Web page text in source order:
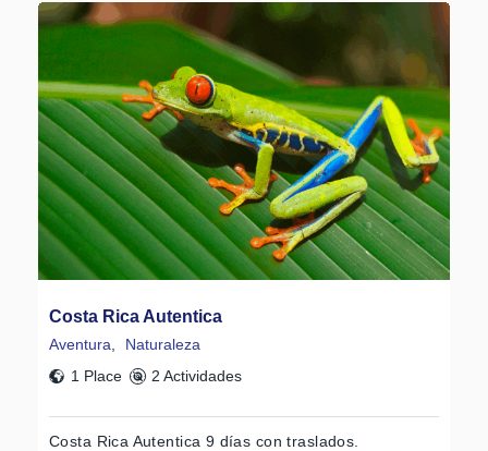
Costa Rica Autentica
Aventura
Naturaleza
1 Place
2 Actividades
Costa Rica Autentica 9 días con traslados.